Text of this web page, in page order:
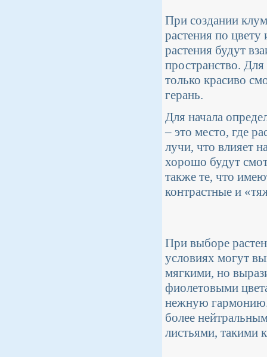
При создании
растения по
растения будут
пространство.
только красиво
герань.
Для начала
– это место, где
лучи, что влияет
хорошо будут
также те, что
контрастные и
При выборе
условиях могут
мягкими, но
фиолетовыми
нежную гармонию.
более
листьями, такими